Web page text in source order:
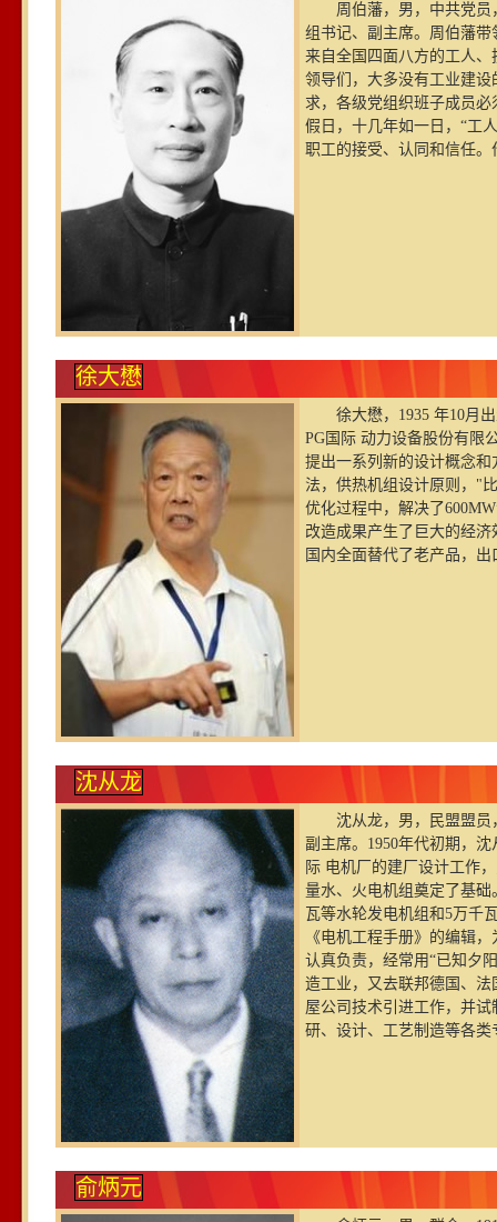
周伯藩，男，中共党员
组书记、副主席。周伯藩
来自全国四面八方的工人
领导们，大多没有工业建
求，各级党组织班子成员
假日，十几年如一日，“工
职工的接受、认同和信任
徐大懋
徐大懋，1935 年10月
PG国际 动力设备股份有限
提出一系列新的设计概念
法，供热机组设计原则，"
优化过程中，解决了
改造成果产生了巨大的经
国内全面替代了老产品，
沈从龙
沈从龙，男，民盟盟员
副主席。1950年代初期，
际 电机厂的建厂设计工作
量水、火电机组奠定了基础
瓦等水轮发电机组和5万千
《电机工程手册》的编辑
认真负责，经常用“已知夕
造工业，又去联邦德国、
屋公司技术引进工作，并
研、设计、工艺制造等各
俞炳元